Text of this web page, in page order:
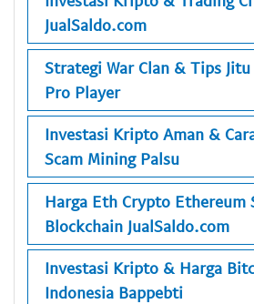
JualSaldo.com
Strategi War Clan & Tips Jitu
Pro Player
Investasi Kripto Aman &
Scam Mining Palsu
Harga Eth Crypto Ethereum
Blockchain JualSaldo.com
Investasi Kripto & Harga
Indonesia Bappebti